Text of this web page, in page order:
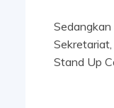
Sedangkan
Stand Up